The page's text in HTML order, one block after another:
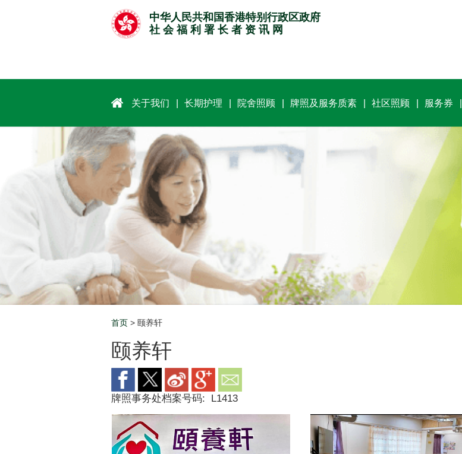
中华人民共和国香港特别行政区政府
社 会 福 利 署 长 者 资 讯 网
关于我们 长期护理 院舍照顾 牌照及服务质素 社区照顾 服务券
Breadcrumb
首页 > 颐养轩
颐养轩
牌照事务处档案号码: L1413